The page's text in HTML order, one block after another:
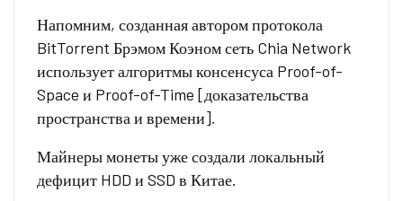
Напомним, созданная автором протокола
BitTorrent Брэмом Коэном сеть Chia Network
использует алгоритмы консенсуса Proof-of-
Space и Proof-of-Time [доказательства
пространства и времени].
Майнеры монеты уже создали локальный
дефицит HDD и SSD в Китае.